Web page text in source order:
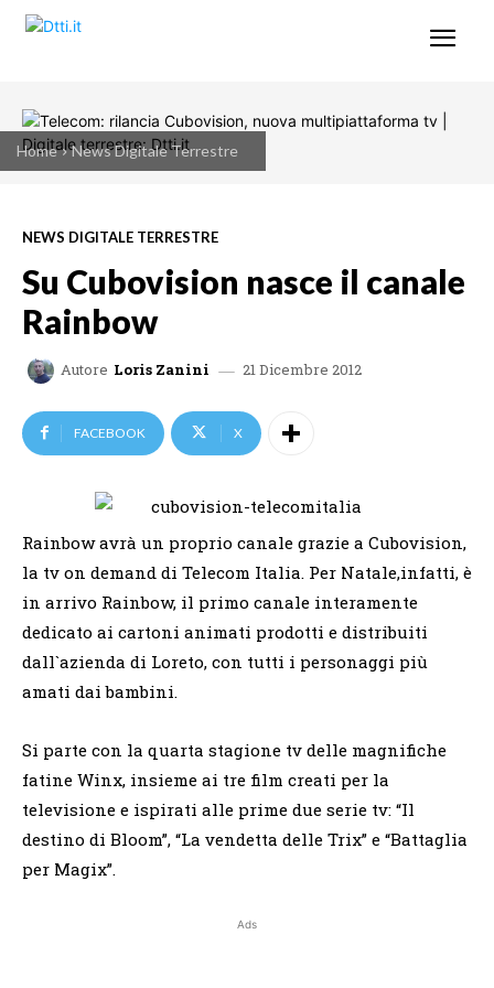
Home News Digitale Terrestre
NEWS DIGITALE TERRESTRE
Su Cubovision nasce il canale
Rainbow
Autore Loris Zanini 21 Dicembre 2012
FACEBOOK X
Rainbow avrà un proprio canale grazie a Cubovision,
la tv on demand di Telecom Italia. Per Natale,infatti, è
in arrivo Rainbow, il primo canale interamente
dedicato ai cartoni animati prodotti e distribuiti
dall`azienda di Loreto, con tutti i personaggi più
amati dai bambini.
Si parte con la quarta stagione tv delle magnifiche
fatine Winx, insieme ai tre film creati per la
televisione e ispirati alle prime due serie tv: “Il
destino di Bloom”, “La vendetta delle Trix” e “Battaglia
per Magix”.
Ads